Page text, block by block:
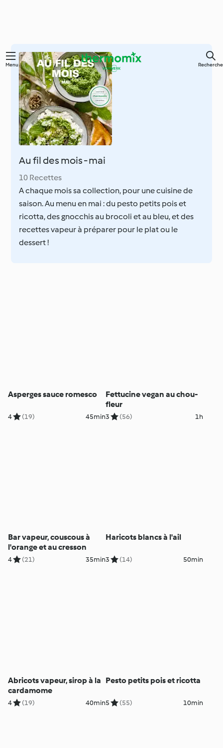
Skip
content
Menu Recherche
Au fil des mois - mai
10 Recettes
A chaque mois sa collection, pour une cuisine de
saison. Au menu en mai : du pesto petits pois et
ricotta, des gnocchis au brocoli et au bleu, et des
recettes vapeur à préparer pour le plat ou le
dessert !
Asperges sauce romesco
4 (19) 45min
Fettucine vegan au chou-
fleur
3 (56) 1h
Bar vapeur, couscous à
l'orange et au cresson
4 (21) 35min
Haricots blancs à l'ail
3 (14) 50min
Abricots vapeur, sirop à la
cardamome
4 (19) 40min
Pesto petits pois et ricotta
5 (55) 10min